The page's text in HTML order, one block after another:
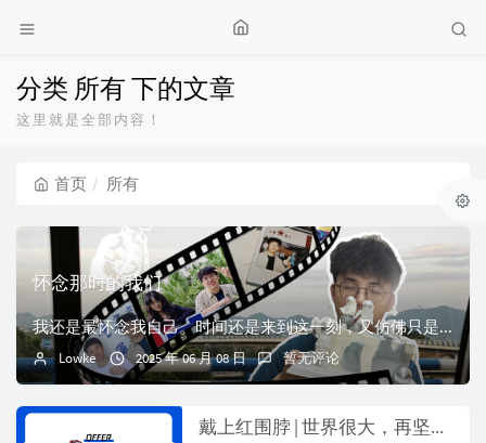
分类 所有 下的文章
这里就是全部内容！
首页 所有
怀念那时的我们
我还是最怀念我自己。时间还是来到这一刻，又仿佛只是过去无数次的重复。其实我知道，是某一天不再打开的电视频道，是某一刻不再聊天的网友。其实我理解，写下「I ...
Lowke 2025 年 06 月 08 日 暂无评论
戴上红围脖 | 世界很大，再坚持一下